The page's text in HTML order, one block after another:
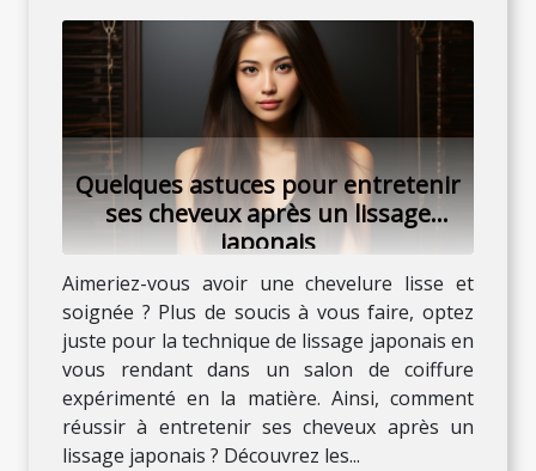
Quelques astuces pour entretenir
ses cheveux après un lissage
japonais
Aimeriez-vous avoir une chevelure lisse et
soignée ? Plus de soucis à vous faire, optez
juste pour la technique de lissage japonais en
vous rendant dans un salon de coiffure
expérimenté en la matière. Ainsi, comment
réussir à entretenir ses cheveux après un
lissage japonais ? Découvrez les...